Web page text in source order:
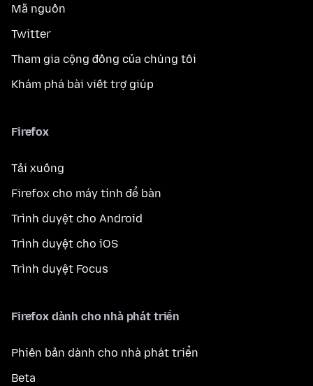
Mã nguồn
Twitter
Tham gia cộng đồng của chúng tôi
Khám phá bài viết trợ giúp
Firefox
Tải xuống
Firefox cho máy tính để bàn
Trình duyệt cho Android
Trình duyệt cho iOS
Trình duyệt Focus
Firefox dành cho nhà phát triển
Phiên bản dành cho nhà phát triển
Beta